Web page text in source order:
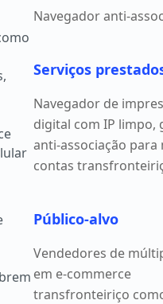
Navegador anti-
Serviços
Navegador de
digital com IP limpo,
anti-associação para
contas
Público-alvo
Vendedores de
em e-commerce
transfronteiriço